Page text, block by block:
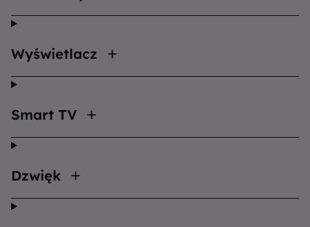
Wyświetlacz
Smart TV
Dzwięk